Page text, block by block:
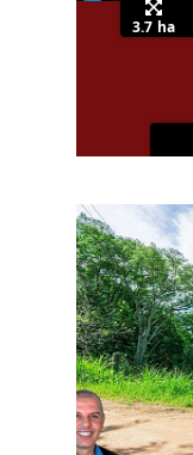
3.7 ha